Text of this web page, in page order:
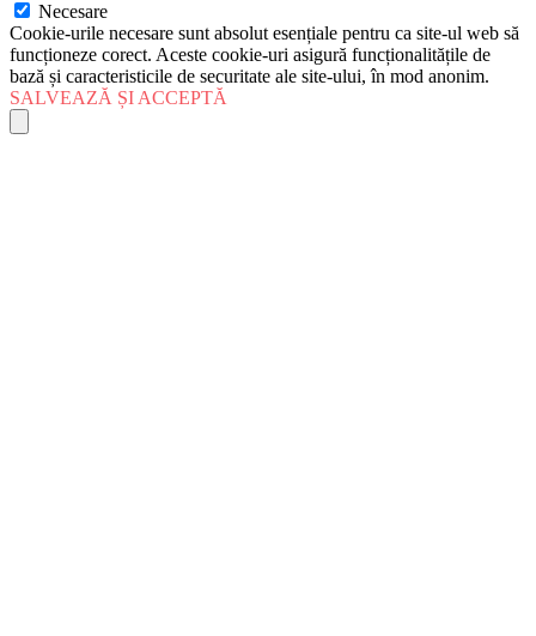
Necesare
Cookie-urile necesare sunt absolut esențiale pentru ca site-ul web să
funcționeze corect. Aceste cookie-uri asigură funcționalitățile de
bază și caracteristicile de securitate ale site-ului, în mod anonim.
SALVEAZĂ ȘI ACCEPTĂ